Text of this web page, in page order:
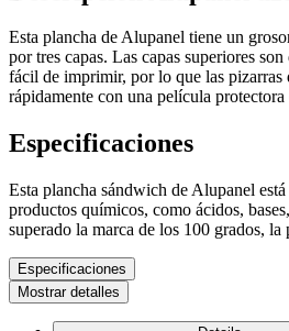
Esta plancha de Alupanel tiene un
por tres capas. Las capas superiores
fácil de imprimir, por lo que las pizarras
rápidamente con una película protectora
Especificaciones
Esta plancha sándwich de Alupanel
productos químicos, como ácidos,
superado la marca de los 100 grados,
Especificaciones
Mostrar detalles